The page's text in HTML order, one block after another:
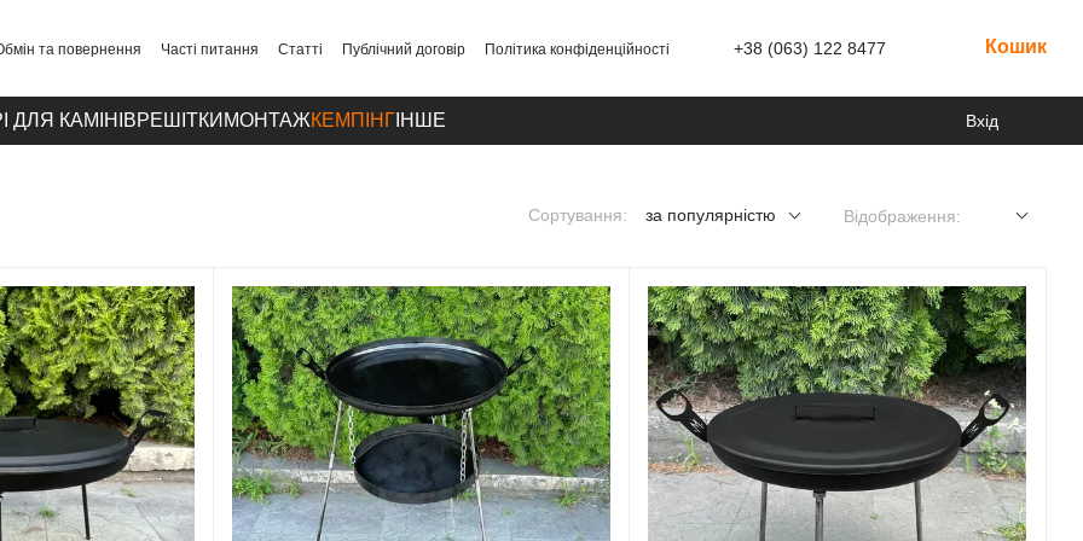
та повернення Часті питання Статті Публічний договір
Політика конфіденційності
+38 (063) 122 8477 Кошик
ДЛЯ КАМІНІВРЕШІТКИ МОНТАЖКЕМПІНГ ІНШЕ Вхід
Сортування: за популярністю Відображення: